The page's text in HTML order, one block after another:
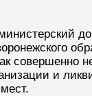
совершенно
и